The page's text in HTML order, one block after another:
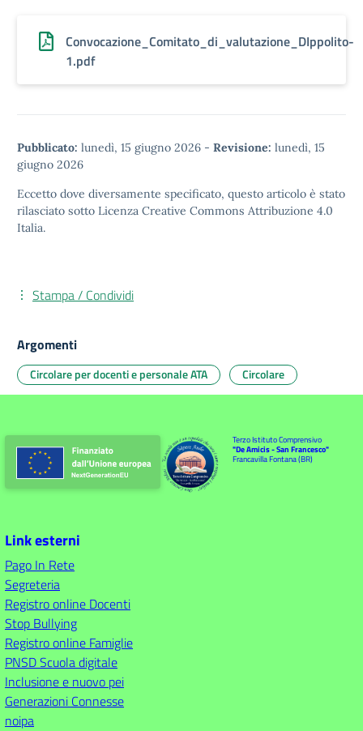
Convocazione_Comitato_di_valutazione_DIppolito-
1.pdf
Pubblicato: lunedì, 15 giugno 2026 - Revisione: lunedì, 15
giugno 2026
Eccetto dove diversamente specificato, questo articolo è stato
rilasciato sotto Licenza Creative Commons Attribuzione 4.0
Italia.
Stampa / Condividi
Argomenti
Circolare per docenti e personale ATA Circolare
Terzo Istituto Comprensivo
"De Amicis - San Francesco"
Francavilla Fontana (BR)
Link esterni
Pago In Rete
Segreteria
Registro online Docenti
Stop Bullying
Registro online Famiglie
PNSD Scuola digitale
Inclusione e nuovo pei
Generazioni Connesse
noipa